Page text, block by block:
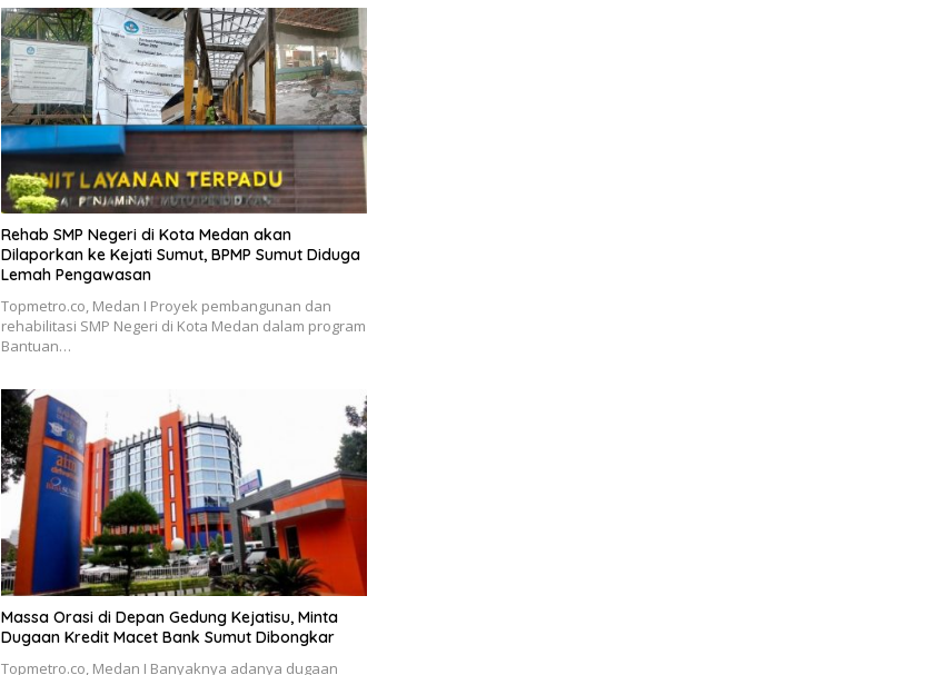
Rehab SMP Negeri di Kota Medan akan
Dilaporkan ke Kejati Sumut, BPMP Sumut Diduga
Lemah Pengawasan
Topmetro.co, Medan I Proyek pembangunan dan
rehabilitasi SMP Negeri di Kota Medan dalam program
Bantuan…
Massa Orasi di Depan Gedung Kejatisu, Minta
Dugaan Kredit Macet Bank Sumut Dibongkar
Topmetro.co, Medan I Banyaknya adanya dugaan